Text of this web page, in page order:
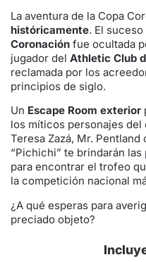
La aventura de la Copa
históricamente. El
Coronación fue ocultada
jugador del Athletic Club
reclamada por los
principios de siglo.
Un Escape Room exterior
los míticos personajes
Teresa Zazá, Mr.
“Pichichi” te brindarán
para encontrar el trofeo
la competición nacional
¿A qué esperas para
preciado objeto?